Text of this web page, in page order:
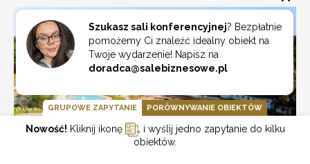
Szukasz sali konferencyjnej? Bezpłatnie
pomożemy Ci znaleźć idealny obiekt na
Twoje wydarzenie! Napisz na
doradca@salebiznesowe.pl
GRUPOWE ZAPYTANIE PORÓWNYWANIE OBIEKTÓW
Nowość! Kliknij ikonę
i wyślij jedno zapytanie do kilku
obiektów.